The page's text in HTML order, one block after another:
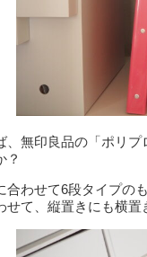
、無印良品の「ポリ
？
合わせて6段タイプの
せて、縦置きにも横置